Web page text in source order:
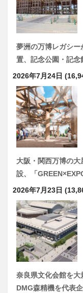
夢洲の万博レガシ
置、記念公園・記
2026年7月24日
大阪・関西万博の
設、「
2026年7月23日
奈良県文化会館を
DMG森精機を代表